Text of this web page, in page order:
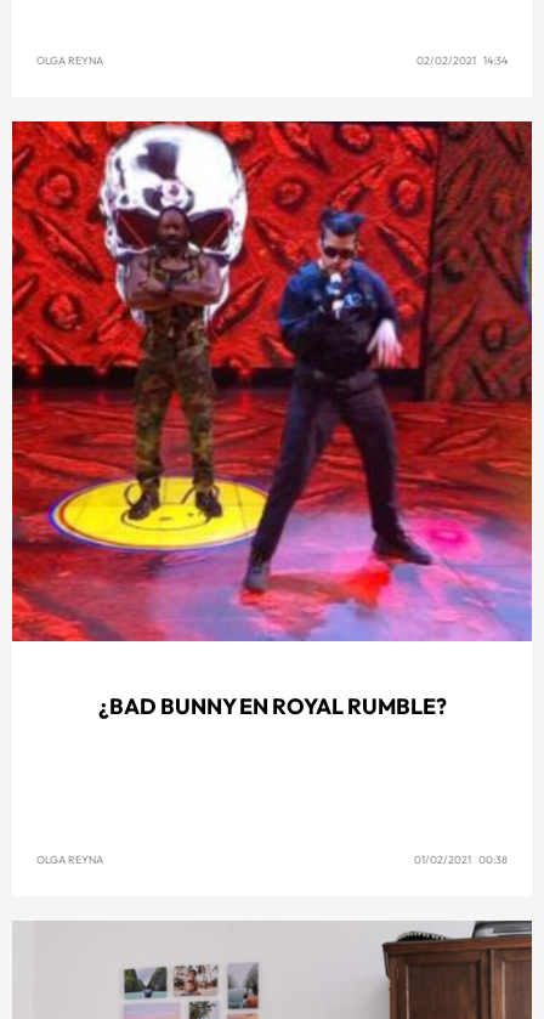
OLGA REYNA 02/02/2021 14:34
¿BAD BUNNY EN ROYAL RUMBLE?
OLGA REYNA 01/02/2021 00:38